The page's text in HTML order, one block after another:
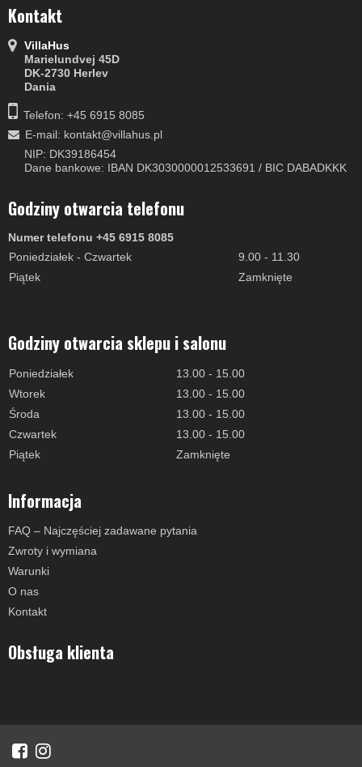
Kontakt
VillaHus
Marielundvej 45D
DK-2730 Herlev
Dania
Telefon: +45 6915 8085
E-mail: kontakt@villahus.pl
NIP: DK39186454
Dane bankowe: IBAN DK3030000012533691 / BIC DABADKKK
Godziny otwarcia telefonu
Numer telefonu +45 6915 8085
Poniedziałek - Czwartek
9.00 - 11.30
Piątek
Zamknięte
Godziny otwarcia sklepu i salonu
Poniedziałek
13.00 - 15.00
Wtorek
13.00 - 15.00
Środa
13.00 - 15.00
Czwartek
13.00 - 15.00
Piątek
Zamknięte
Informacja
FAQ – Najczęściej zadawane pytania
Zwroty i wymiana
Warunki
O nas
Kontakt
Obsługa klienta